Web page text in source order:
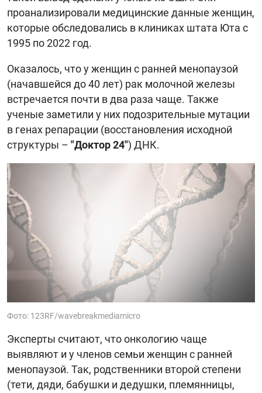
проанализировали медицинские данные женщин,
которые обследовались в клиниках штата Юта с
1995 по 2022 год.
Оказалось, что у женщин с ранней менопаузой
(начавшейся до 40 лет) рак молочной железы
встречается почти в два раза чаще. Также
ученые заметили у них подозрительные мутации
в генах репарации (восстановления исходной
структуры – "Доктор 24") ДНК.
Фото: 123RF/wavebreakmediamicro
Эксперты считают, что онкологию чаще
выявляют и у членов семьи женщин с ранней
менопаузой. Так, родственники второй степени
(тети, дяди, бабушки и дедушки, племянницы,